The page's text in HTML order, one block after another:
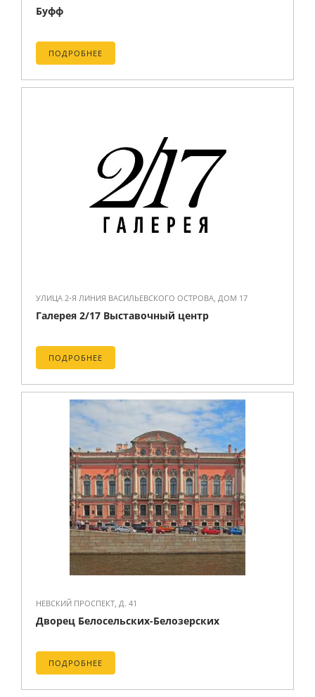
Буфф
ПОДРОБНЕЕ
УЛИЦА 2-Я ЛИНИЯ ВАСИЛЬЕВСКОГО ОСТРОВА, ДОМ 17
Галерея 2/17 Выставочный центр
ПОДРОБНЕЕ
НЕВСКИЙ ПРОСПЕКТ, Д. 41
Дворец Белосельских-Белозерских
ПОДРОБНЕЕ